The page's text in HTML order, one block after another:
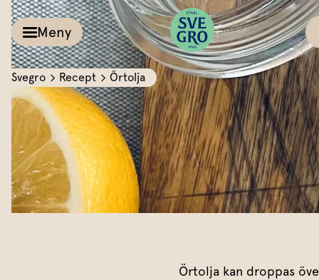
Meny
Recept
Örter &
Sallat
Inspiration
Vårt
Kalla såser &
Pesto
Röror
Kalla såser
Örtolja kan droppas
Svegro Recept Örtolja